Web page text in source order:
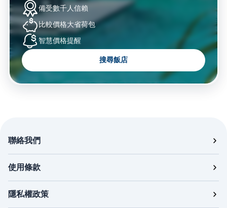
備受數千人信賴
比較價格大省荷包
智慧價格提醒
搜尋飯店
聯絡我們
使用條款
隱私權政策